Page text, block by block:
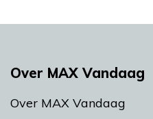
Over MAX Vandaag
Over MAX Vandaag